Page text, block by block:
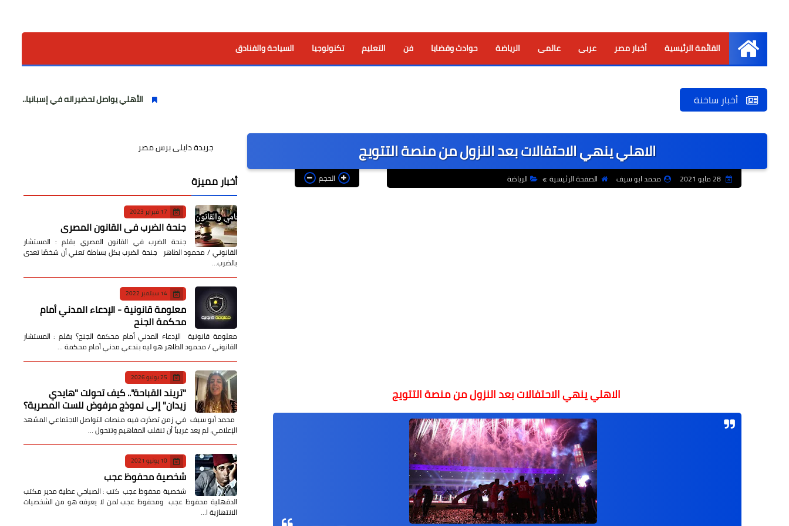
الرئيسية
القائمة الرئيسية أخبار مصر عربى عالمى الرياضة حوادث وقضايا فن التعليم تكنولوجيا السياحة والفنادق
أخبار ساخنة الأهلي يواصل تحضيراته في إسبانيا.. مران صباحي قوي
الاهلي ينهي الاحتفالات بعد النزول من منصة التتويج
28 مايو 2021 محمد ابو سيف الصفحة الرئيسية الرياضة الحجم
الاهلي ينهي الاحتفالات بعد النزول من منصة التتويج
جريدة دايلى برس مصر
أخبار مميزة
17 فبراير 2023
جنحة الضرب في القانون المصري
جنحة الضرب في القانون المصري بقلم : المستشار
القانوني / محمود الطاهر جنحة الضرب بكل بساطة تعني أن شخصًا تعدى
بالضرب…
14 سبتمبر 2022
معلومة قانونية - الإدعاء المدني أمام
محكمة الجنح
معلومة قانونية الإدعاء المدني أمام محكمة الجنح؟ بقلم : المستشار
القانوني / محمود الطاهر هو ليه بندعي مدني أمام محكمة …
25 يوليو 2026
​"تريند القباحة".. كيف تحولت "هايدي
زيدان" إلى نموذج مرفوض للست المصرية؟
​ محمد أبو سيف ​في زمن تصدّرت فيه منصات التواصل الاجتماعي المشهد
الإعلامي، لم يعد غريباً أن تنقلب المفاهيم وتتحول …
10 يونيو 2021
شخصية محفوظ عجب
شخصية محفوظ عجب كتب : الصباحي عطية مدير مكتب
الدقهلية محفوظ عجب ومحفوظ عجب لمن لا يعرفه هو من الشخصيات
الانتهازية ا…